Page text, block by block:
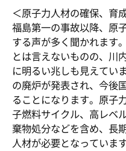
＜原子力人材の確保、育
福島第一の事故以降、原
する声が多く聞かれます
とは言えないものの、川
に明るい兆しも見えてい
の廃炉が発表され、今後
ることになります。原子
子燃料サイクル、高レベ
棄物処分などを含め、長
人材が必要となっています